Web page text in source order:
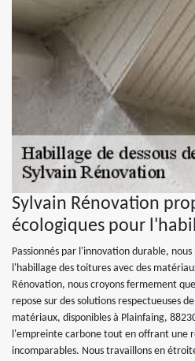
Sylvain Rénovation
écologiques pour
Passionnés par l'innovation durable,
l'habillage des toitures avec des
Rénovation, nous croyons fermement
repose sur des solutions respectueuses
matériaux, disponibles à Plainfaing,
l'empreinte carbone tout en offrant une
incomparables. Nous travaillons en